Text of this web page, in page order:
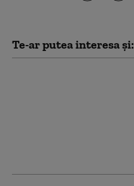
Te-ar putea interesa și: